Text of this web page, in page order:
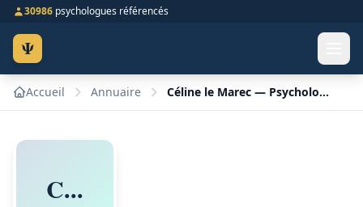
30986 psychologues référencés
Ψ
Accueil Annuaire Céline le Marec — Psychologue à Aubenas
C...